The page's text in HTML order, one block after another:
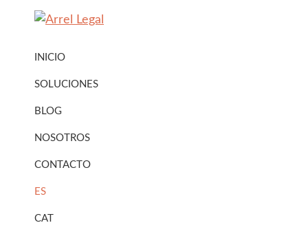
Legal
Legal
Urbanisme
INICIO
SOLUCIONES
BLOG
NOSOTROS
CONTACTO
ES
CAT